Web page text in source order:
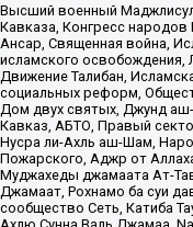
Высший военный
Кавказа, Конгресс народов
Ансар, Священная война,
исламского освобождения,
Движение Талибан,
социальных реформ,
Дом двух святых, Джунд
Кавказ, АБТО, Правый
Нусра ли-Ахль аш-Шам,
Пожарского, Аджр от
Муджахеды джамаата Ат-
Джамаат, Рохнамо ба суи
сообщество Сеть, Катиба